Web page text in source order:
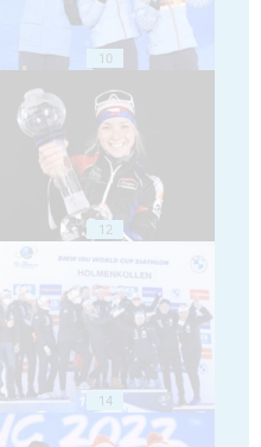
10
12
14